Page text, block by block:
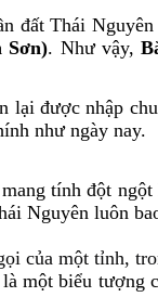
đất Thái
Sơn). Như vậy,
lại được nhập
như ngày nay.
tính đột
Nguyên luôn
của một tỉnh,
một biểu tượng